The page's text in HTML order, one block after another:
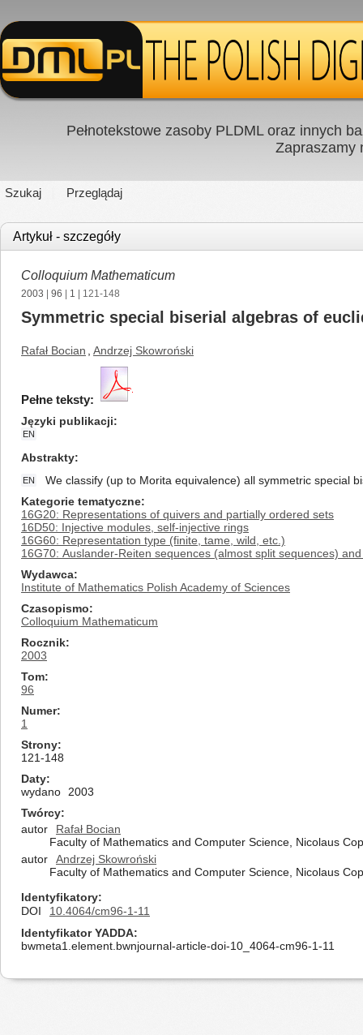
Pełnotekstowe zasoby PLDML oraz innych
Zapraszamy
Szukaj Przeglądaj
Artykuł - szczegóły
Colloquium Mathematicum
2003 96 1 | 121-148
Symmetric special biserial algebras of
Rafał Bocian Andrzej Skowroński
Pełne teksty:
Języki publikacji
EN
Abstrakty
EN
We classify (up to Morita equivalence) all symmetric special
Kategorie tematyczne
16G20: Representations of quivers and partially ordered sets
16D50: Injective modules, self-injective rings
16G60: Representation type (finite, tame, wild, etc.)
16G70: Auslander-Reiten sequences (almost split sequences)
Wydawca
Institute of Mathematics Polish Academy of Sciences
Czasopismo
Colloquium Mathematicum
Rocznik
2003
Tom
96
Numer
1
Strony
121-148
Daty
wydano
2003
Twórcy
autor
Rafał Bocian
Faculty of Mathematics and Computer Science, Nicolaus
autor
Andrzej Skowroński
Faculty of Mathematics and Computer Science, Nicolaus
Identyfikatory
DOI
10.4064/cm96-1-11
Identyfikator YADDA
bwmeta1.element.bwnjournal-article-doi-10_4064-cm96-1-11